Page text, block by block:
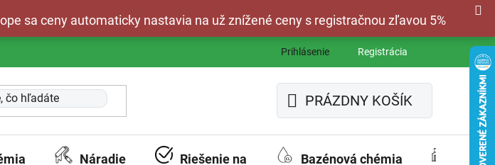
sa ceny automaticky nastavia na už znížené ceny s registračnou zľavou 5%
Prihlásenie Registrácia
NÁKUPNÝ
KOŠÍK
PRÁZDNY KOŠÍK
Náradie Riešenie na Bazénová chémia